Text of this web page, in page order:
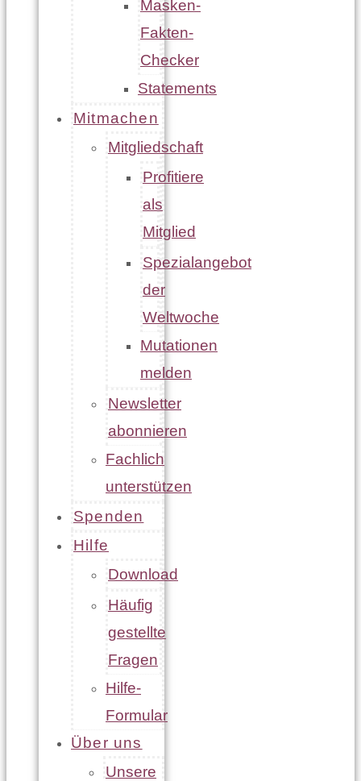
Masken-
Fakten-
Checker
Statements
Mitmachen
Mitgliedschaft
Profitiere
als
Mitglied
Spezialangebot
der
Weltwoche
Mutationen
melden
Newsletter
abonnieren
Fachlich
unterstützen
Spenden
Hilfe
Download
Häufig
gestellte
Fragen
Hilfe-
Formular
Über uns
Unsere